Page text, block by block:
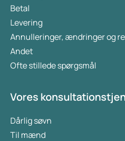
Betal
Levering
Annulleringer, ændringer og
Andet
Ofte stillede spørgsmål
Vores
Dårlig søvn
Til mænd